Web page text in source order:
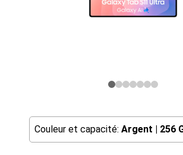
Couleur et capacité: Argent | 256